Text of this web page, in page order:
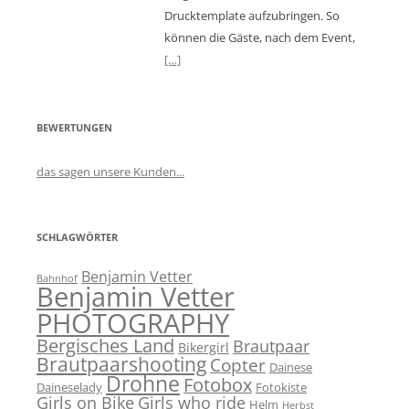
Drucktemplate aufzubringen. So
können die Gäste, nach dem Event,
[…]
BEWERTUNGEN
das sagen unsere Kunden...
SCHLAGWÖRTER
Bahnhof Benjamin Vetter
Benjamin Vetter
PHOTOGRAPHY
Bergisches Land Bikergirl Brautpaar
BrautpaarshootingCopter Dainese
Daineselady Drohne Fotobox Fotokiste
Girls on Bike Girls who ride Helm Herbst